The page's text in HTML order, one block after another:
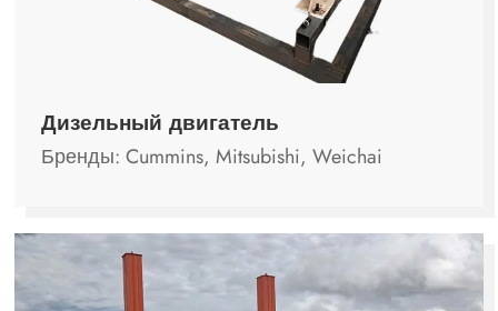
Дизельный двигатель
Бренды: Cummins, Mitsubishi, Weichai